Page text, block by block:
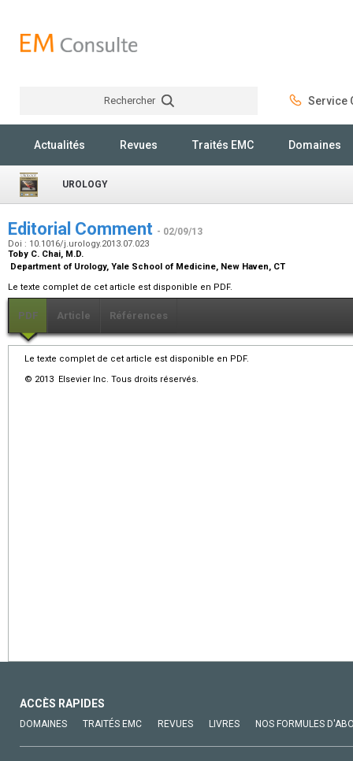
Rechercher Service
Actualités Revues Traités EMC Domaines
UROLOGY
Editorial Comment - 02/09/13
Doi : 10.1016/j.urology.2013.07.023
Toby C. Chai, M.D.
Department of Urology, Yale School of Medicine, New Haven, CT
Le texte complet de cet article est disponible en PDF.
PDF Article Références
Le texte complet de cet article est disponible en PDF.
© 2013 Elsevier Inc. Tous droits réservés.
ACCÈS RAPIDES
DOMAINES TRAITÉS EMC REVUES LIVRES NOS FORMULES